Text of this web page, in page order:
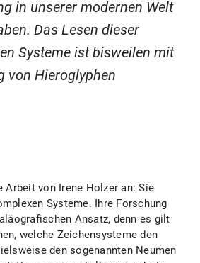
in unserer modernen Welt
Das Lesen dieser
Systeme ist bisweilen mit
von Hieroglyphen
Arbeit von Irene Holzer an: Sie
Systeme. Ihre Forschung
Ansatz, denn es gilt
welche Zeichensysteme den
den sogenannten Neumen